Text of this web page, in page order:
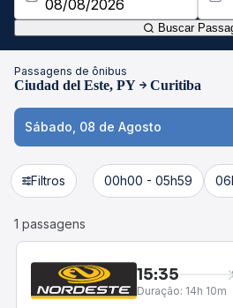
Buscar
Passagens de ônibus
Ciudad del Este, PY Curitiba
Sábado, 08 de Agosto
Filtros 00h00 - 05h59
1 passagens
15:35
Duração: 14h 10m